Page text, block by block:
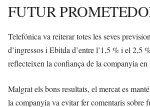
FUTUR
Telefónica va reiterar totes les seves
d’ingressos i Ebitda d’entre l’1,5 % i el
reflecteixen la confiança de la companyia
Malgrat els bons resultats, el mercat es
la companyia va evitar fer comentaris sobre